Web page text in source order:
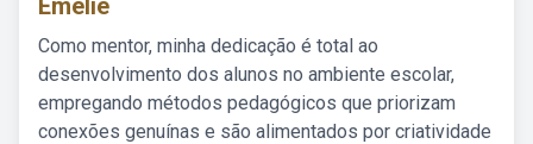
Emelie
Como mentor, minha dedicação é total ao
desenvolvimento dos alunos no ambiente escolar,
empregando métodos pedagógicos que priorizam
conexões genuínas e são alimentados por criatividade